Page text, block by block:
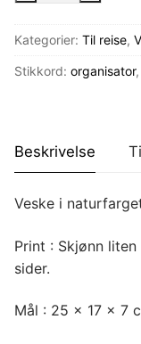
antall
Kategorier: Til reise,
Stikkord: organisator,
Beskrivelse
Veske i
Print : Skjønn
sider.
Mål : 25 x 17 x 7